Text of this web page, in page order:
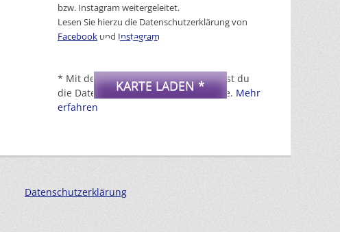
bzw. Instagram weitergeleitet.
Lesen Sie hierzu die Datenschutzerklärung von
Facebook und Instagram.
DSGVO MAP
KARTE LADEN *
* Mit dem Laden der Karte akzeptierst du
die Datenschutzerklärung von Google. Mehr
erfahren
Datenschutzerklärung